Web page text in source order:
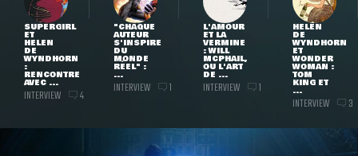
SUPERGIRL
ET
HELEN
DE
WYNDHORN
:
RENCONTRE
AVEC ...
INTERVIEW 4
"CHAQUE
AUTEUR
S'INSPIRE
DU
MONDE
RÉEL" :
...
INTERVIEW 1
L'AMOUR
ET LA
VERMINE
: WILL
MCPHAIL,
OU L'ART
DE ...
INTERVIEW 1
HELEN
DE
WYNDHORN
ET
WONDER
WOMAN :
TOM
KING ET
...
INTERVIEW 3